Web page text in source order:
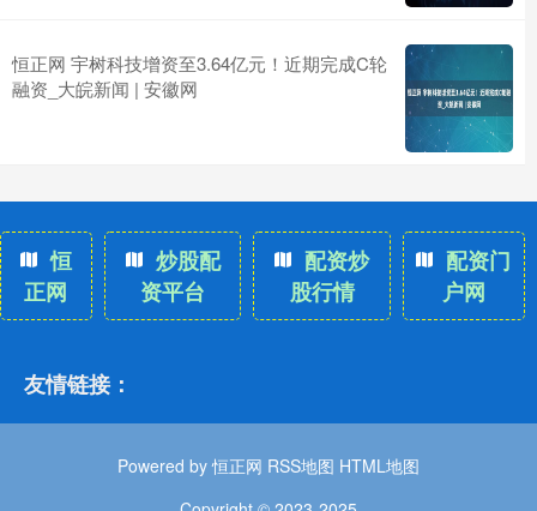
恒正网 宇树科技增资至3.64亿元！近期完成C轮
融资_大皖新闻 | 安徽网
恒
正网
炒股配
资平台
配资炒
股行情
配资门
户网
友情链接：
Powered by恒正网 RSS地图 HTML地图